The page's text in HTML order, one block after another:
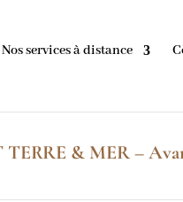
Nos services à distance
TERRE & MER –